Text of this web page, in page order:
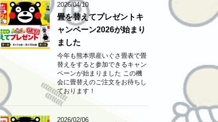
2026/04/10
畳を替えてプレゼントキ
ャンペーン2026が始まり
ました
今年も熊本県産いぐさ畳表で畳
替えをすると参加できるキャン
ペーンが始まりました この機
会に畳替えのご注文をお待ちし
ております！
2026/02/06